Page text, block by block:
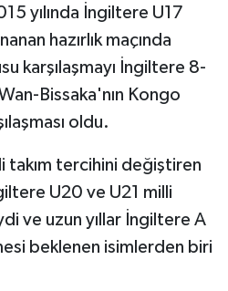
yılında İngiltere U17
hazırlık maçında
karşılaşmayı İngiltere 8-
Bissaka'nın Kongo
oldu.
takım tercihini değiştiren
U20 ve U21 milli
ve uzun yıllar İngiltere A
beklenen isimlerden biri